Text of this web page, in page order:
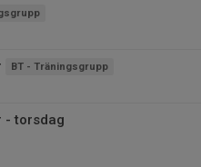
BT - Träningsgrupp
- torsdag